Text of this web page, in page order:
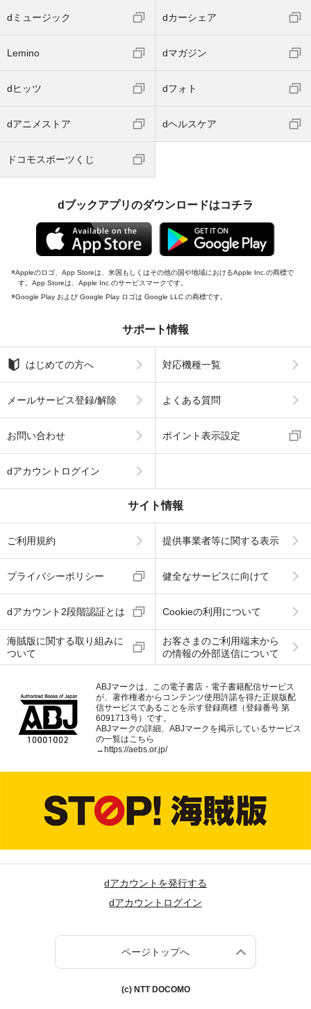
dミュージック dカーシェア
Lemino dマガジン
dヒッツ dフォト
dアニメストア dヘルスケア
ドコモスポーツくじ
dブックアプリのダウンロードはコチラ
Appleのロゴ、App Storeは、米国もしくはその他の国や地域におけるApple Inc.の商標で
す。App Storeは、Apple Inc.のサービスマークです。
Google Play および Google Play ロゴは Google LLC の商標です。
サポート情報
はじめての方へ 対応機種一覧
メールサービス登録/解除 よくある質問
お問い合わせ ポイント表示設定
dアカウントログイン
サイト情報
ご利用規約 提供事業者等に関する表示
プライバシーポリシー 健全なサービスに向けて
dアカウント2段階認証とは Cookieの利用について
海賊版に関する取り組みに
ついて
お客さまのご利用端末から
の情報の外部送信について
ABJマークは、この電子書店・電子書籍配信サービス
が、著作権者からコンテンツ使用許諾を得た正規版配
信サービスであることを示す登録商標（登録番号 第
6091713号）です。
ABJマークの詳細、ABJマークを掲示しているサービス
の一覧はこちら
→ https://aebs.or.jp/
dアカウントを発行する
dアカウントログイン
ページトップへ
(c) NTT DOCOMO